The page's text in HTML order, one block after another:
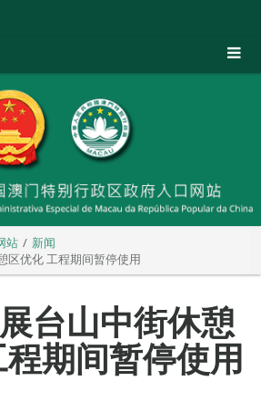
站
新闻
区优化 工程期间暂停使用
台山中街休憩
期间暂停使用